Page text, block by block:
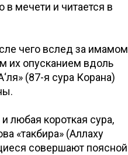
в мечети и читается в
чего вслед за имамом
их опусканием вдоль
(87-я сура Корана)
любая короткая сура,
«такбира» (Аллаху
совершают поясной